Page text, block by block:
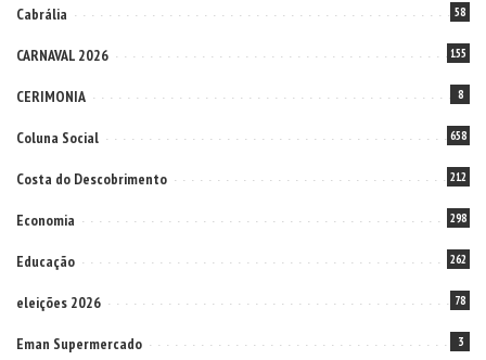
Cabrália 58
CARNAVAL 2026 155
CERIMONIA 8
Coluna Social 658
Costa do Descobrimento 212
Economia 298
Educação 262
eleições 2026 78
Eman Supermercado 3